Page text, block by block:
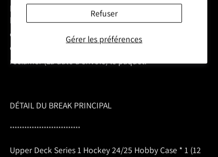
Gérer les préférences
Refuser
préaffranchie, postez cette enveloppe et le reçu à la
boutique (l'enveloppe préaffranchie servira à vous
envoyez
le paquet).
Les spots ne peuvent être jumelés
ensemble et vous avez au maximum 1 semaine pour
réclamer (La date d'envoie) le paquet.
DÉTAIL DU BREAK PRINCIPAL
*****************************
Upper Deck Series 1 Hockey 24/25 Hobby Case * 1 (12